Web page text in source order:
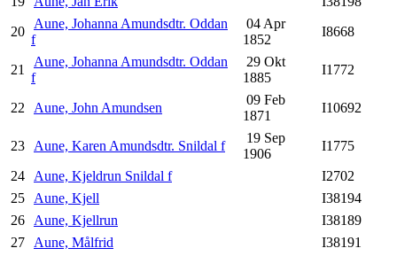
20
Aune, Johanna Amundsdtr. Oddan
f
04 Apr
1852
I8668
21
Aune, Johanna Amundsdtr. Oddan
f
29 Okt
1885
I1772
22 Aune, John Amundsen
09 Feb
1871
I10692
23 Aune, Karen Amundsdtr. Snildal f
19 Sep
1906
I1775
24 Aune, Kjeldrun Snildal f
I2702
25 Aune, Kjell
I38194
26 Aune, Kjellrun
I38189
27 Aune, Målfrid
I38191